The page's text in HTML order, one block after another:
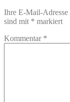
Ihre E-Mail-
sind mit * markiert
Kommentar *